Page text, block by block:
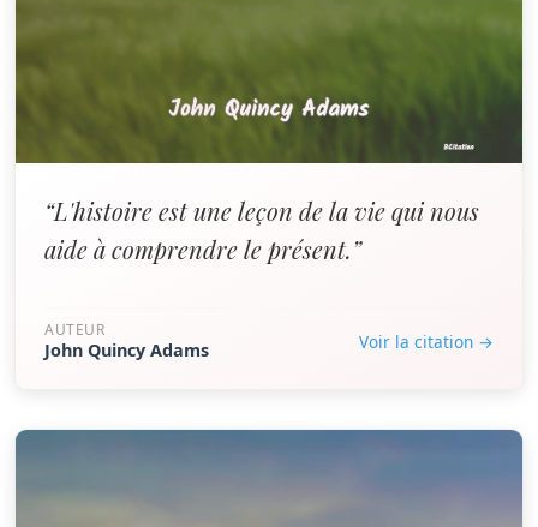
“L'histoire est une leçon de la vie qui nous
aide à comprendre le présent.”
AUTEUR
John Quincy Adams Voir la citation →